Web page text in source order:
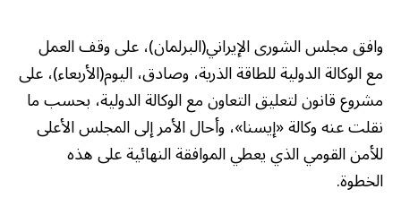
وافق مجلس الشورى الإيراني(البرلمان)، على وقف العمل
مع الوكالة الدولية للطاقة الذرية، وصادق، اليوم(الأربعاء)، على
مشروع قانون لتعليق التعاون مع الوكالة الدولية، بحسب ما
نقلت عنه وكالة «إيسنا»، وأحال الأمر إلى المجلس الأعلى
للأمن القومي الذي يعطي الموافقة النهائية على هذه
الخطوة.